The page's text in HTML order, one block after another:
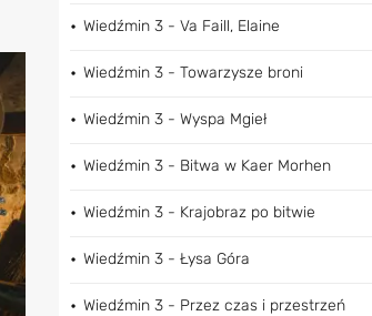
Wiedźmin 3 - Va Faill, Elaine
Wiedźmin 3 - Towarzysze broni
Wiedźmin 3 - Wyspa Mgieł
Wiedźmin 3 - Bitwa w Kaer Morhen
Wiedźmin 3 - Krajobraz po bitwie
Wiedźmin 3 - Łysa Góra
Wiedźmin 3 - Przez czas i przestrzeń